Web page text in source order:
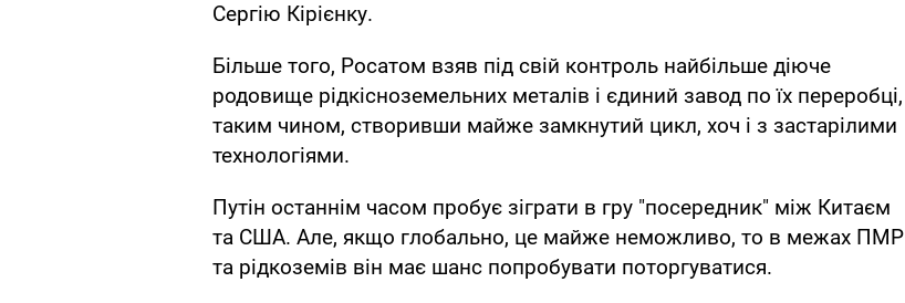
Сергію Кірієнку.
Більше того, Росатом взяв під свій контроль найбільше діюче
родовище рідкісноземельних металів і єдиний завод по їх переробці,
таким чином, створивши майже замкнутий цикл, хоч і з застарілими
технологіями.
Путін останнім часом пробує зіграти в гру "посередник" між Китаєм
та США. Але, якщо глобально, це майже неможливо, то в межах ПМР
та рідкоземів він має шанс попробувати поторгуватися.